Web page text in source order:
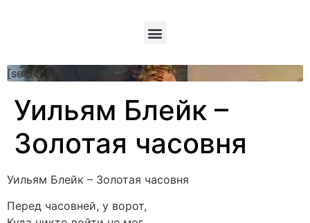
[searchform]
Уильям Блейк –
Золотая часовня
Уильям Блейк – Золотая часовня
Перед часовней, у ворот,